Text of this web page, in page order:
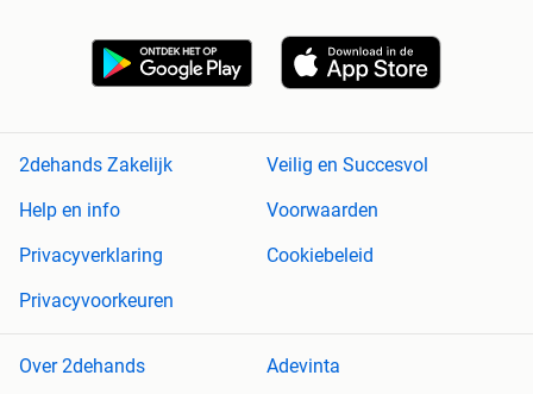
2dehands Zakelijk
Veilig en Succesvol
Help en info
Voorwaarden
Privacyverklaring
Cookiebeleid
Privacyvoorkeuren
Over 2dehands
Adevinta